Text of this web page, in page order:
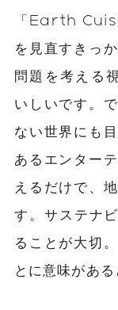
「Earth
を見直すきっ
問題を考える
いしいです。
ない世界にも
あるエンター
えるだけで、
す。サステナ
ることが大切
とに意味がある